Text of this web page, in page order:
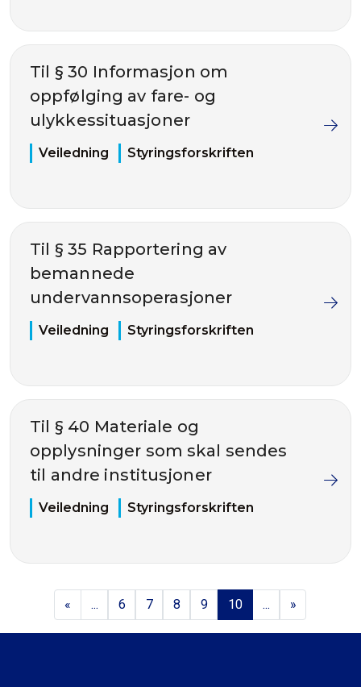
Til § 30 Informasjon om
oppfølging av fare- og
ulykkessituasjoner
Veiledning Styringsforskriften
Til § 35 Rapportering av
bemannede
undervannsoperasjoner
Veiledning Styringsforskriften
Til § 40 Materiale og
opplysninger som skal sendes
til andre institusjoner
Veiledning Styringsforskriften
« ... 6 7 8 9 10 ... »